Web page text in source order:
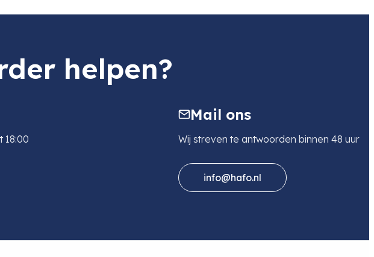
helpen?
18:00
Mail ons
Wij streven te antwoorden binnen 48 uur
info@hafo.nl